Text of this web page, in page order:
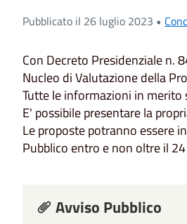
Pubblicato il 26 luglio 2023 •
Con Decreto Presidenziale n.
Nucleo di Valutazione della
Tutte le informazioni in
E' possibile presentare la
Le proposte potranno essere
Pubblico entro e non oltre il
Avviso Pubblico